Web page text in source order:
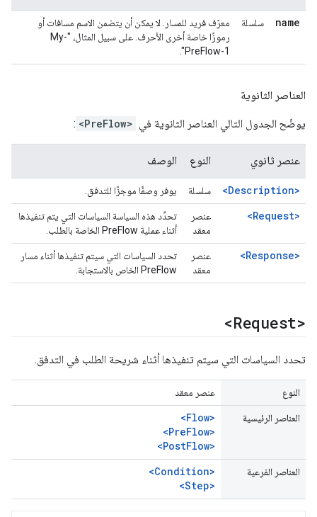
name سلسلة
معرّف فريد للمسار. لا يمكن أن يتضمن الاسم مسافات أو
رموزًا خاصة أخرى الأحرف. على سبيل المثال، "My-
PreFlow-1".
العناصر الثانوية
يوضّح الجدول التالي العناصر الثانوية في <PreFlow>
:
عنصر ثانوي النوع الوصف
<Description> سلسلة يوفر وصفًا موجزًا للتدفق.
<Request>
عنصر
معقد
تحدِّد هذه السياسة السياسات التي يتم تنفيذها
أثناء عملية PreFlow الخاصة بالطلب.
<Response>
عنصر
معقد
تحدد السياسات التي سيتم تنفيذها أثناء مسار
PreFlow الخاص بالاستجابة.
<Request>
تحدد السياسات التي سيتم تنفيذها أثناء شريحة الطلب في التدفق.
النوع عنصر معقد
العناصر الرئيسية
<Flow>
<PreFlow>
<PostFlow>
العناصر الفرعية
<Condition>
<Step>